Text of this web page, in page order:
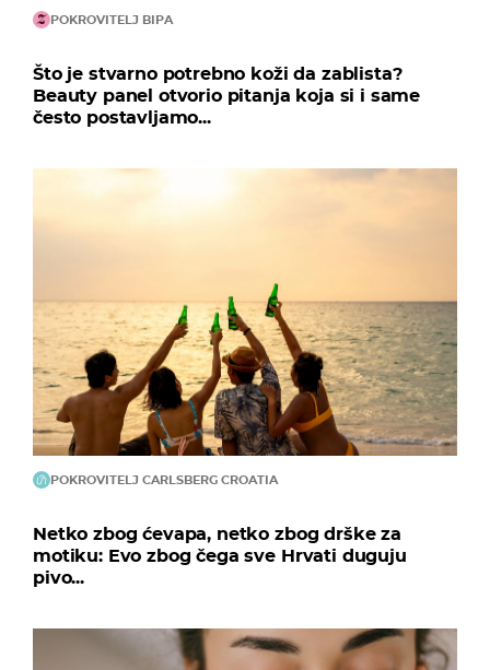
25
Oršića, koji je prošo po lijevoj strani te odlično ubacio u peterac za
Novi žuti karton za Dinamo, ovaj puta za Perića.
POKROVITELJ BIPA
Što je stvarno potrebno koži da zablista?
Beauty panel otvorio pitanja koja si i same
često postavljamo...
POKROVITELJ CARLSBERG CROATIA
Netko zbog ćevapa, netko zbog drške za
motiku: Evo zbog čega sve Hrvati duguju
pivo...